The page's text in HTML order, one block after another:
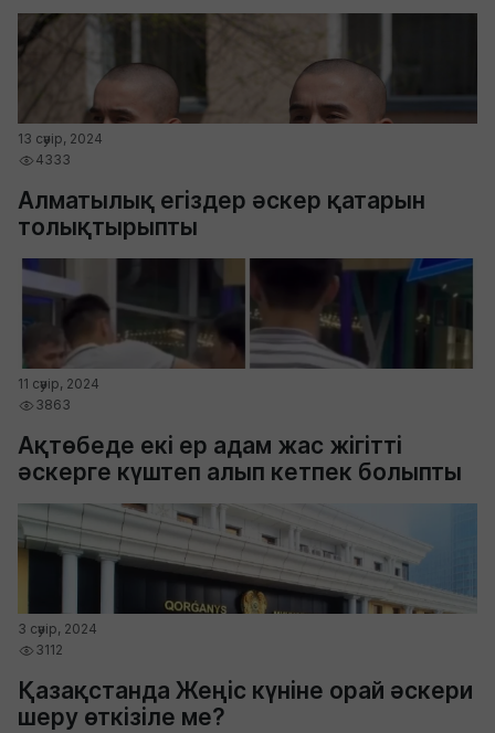
13 сәуір, 2024
4333
Алматылық егіздер әскер қатарын
толықтырыпты
11 сәуір, 2024
3863
Ақтөбеде екі ер адам жас жігітті
әскерге күштеп алып кетпек болыпты
3 сәуір, 2024
3112
Қазақстанда Жеңіс күніне орай әскери
шеру өткізіле ме?